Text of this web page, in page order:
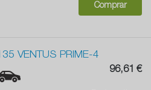
Comprar
VENTUS PRIME-4
96,61 €